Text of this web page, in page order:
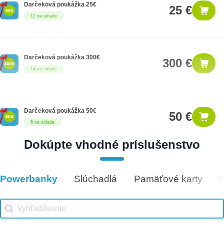
12 na sklade
Darčeková poukážka 25€ 25 €
14 na sklade
Darčeková poukážka 300€ 300 €
5 na sklade
Darčeková poukážka 50€ 50 €
7 na sklade
Dokúpte vhodné príslušenstvo
Vhodné príslušenstvo
Powerbanky Slúchadlá Pamäťové karty
Vhodné príslušenstvo search
Search content